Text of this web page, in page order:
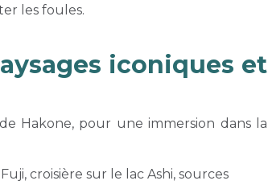
les foules.
iconiques et
Hakone, pour une immersion dans la
croisière sur le lac Ashi, sources